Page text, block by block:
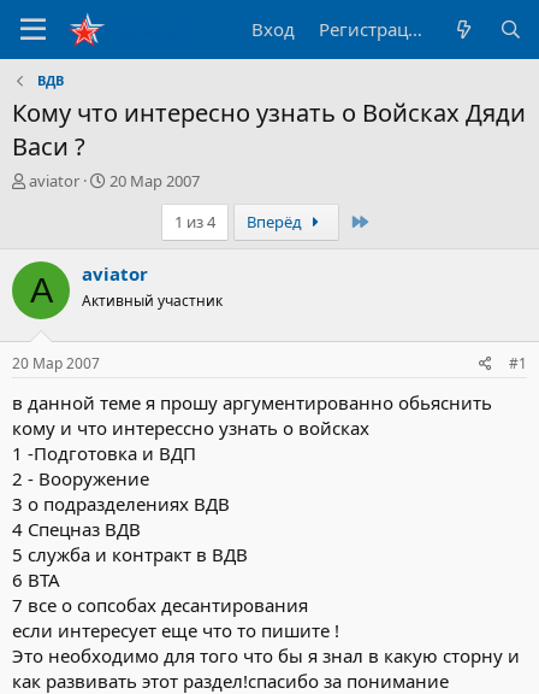
Вход Регистрация
ВДВ
Кому что интересно узнать о Войсках Дяди
Васи ?
А
р
т
е
м
ы
aviator
Д
н
а
ч
20 Мар 2007
1 из 4
Вперёд
A aviator
Активный участник
20 Мар 2007 #1
в данной теме я прошу аргументированно обьяснить
кому и что интерессно узнать о войсках
1 -Подготовка и ВДП
2 - Вооружение
3 о подразделениях ВДВ
4 Спецназ ВДВ
5 служба и контракт в ВДВ
6 ВТА
7 все о сопсобах десантирования
если интересует еще что то пишите !
Это необходимо для того что бы я знал в какую сторну и
как развивать этот раздел!спасибо за понимание